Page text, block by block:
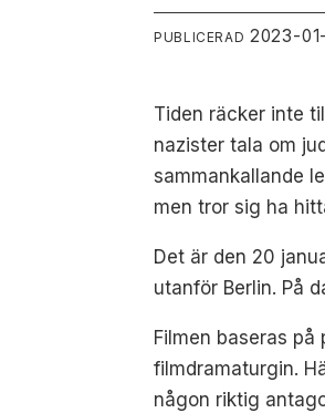
PUBLICERAD 2023-
Tiden räcker inte
nazister tala om
sammankallande
men tror sig ha
Det är den 20
utanför Berlin. På
Filmen baseras
filmdramaturgin.
någon riktig